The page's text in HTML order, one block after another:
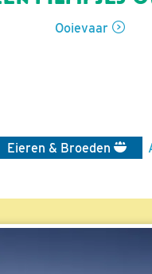
Ooievaar
Eieren & Broeden